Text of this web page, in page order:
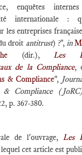
enquêtes
internationale :
les entreprises
droit antitrust) ?", in
(dir.),Les
de la Compliance,
& Compliance",
& Compliance
p. 367-380.
de l'ouvrage, Les
lequel cet article est